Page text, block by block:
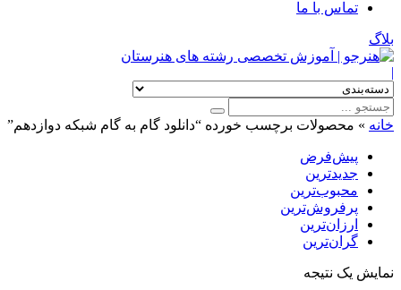
تماس با ما
بلاگ
|
خانه » محصولات برچسب خورده “دانلود گام به گام شبکه دوازدهم”
پیش‌فرض
جدیدترین
محبوب‌ترین
پرفروش‌ترین
ارزان‌ترین
گران‌ترین
نمایش یک نتیجه